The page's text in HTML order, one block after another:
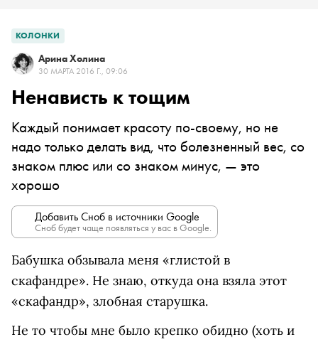
КОЛОНКИ
Арина Холина
30 МАРТА 2016 Г., 09:06
Ненависть к тощим
Каждый понимает красоту по-своему, но не
надо только делать вид, что болезненный вес, со
знаком плюс или со знаком минус, — это
хорошо
Добавить Сноб в источники Google
Сноб будет чаще появляться у вас в Google.
Бабушка обзывала меня «глистой в
скафандре». Не знаю, откуда она взяла этот
«скафандр», злобная старушка.
Не то чтобы мне было крепко обидно (хоть и